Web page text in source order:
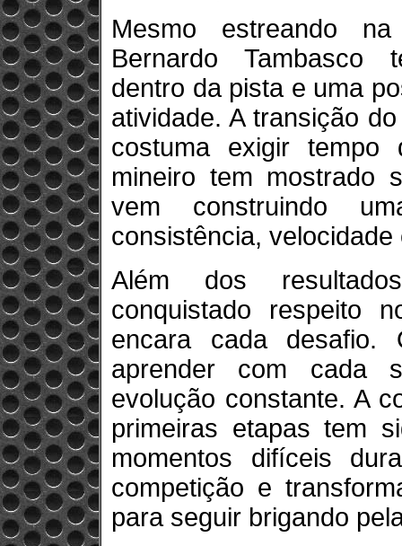
Mesmo estreando
Bernardo Tambasco
dentro da pista e uma
atividade. A transição
costuma exigir
mineiro tem mostrado
vem construindo
consistência,
Além dos
conquistado respeito
encara cada
aprender com cada
evolução constante. A
primeiras etapas tem
momentos difíceis
competição e
para seguir brigando